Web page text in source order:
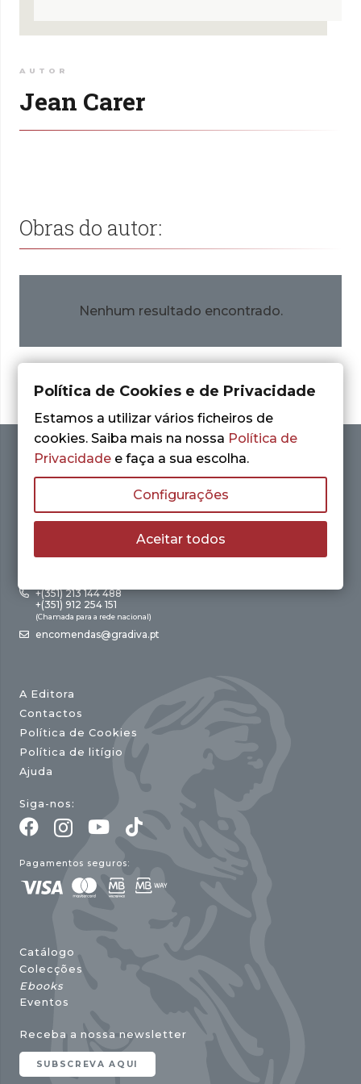
AUTOR
Jean Carer
Obras do autor:
Nenhum resultado encontrado.
+(351) 213 144 488
+(351) 912 254 151
(Chamada para a rede nacional)
encomendas@gradiva.pt
A Editora
Contactos
Política de Cookies
Política de litígio
Ajuda
Siga-nos:
Pagamentos seguros:
Catálogo
Colecções
Ebooks
Eventos
Receba a nossa newsletter
SUBSCREVA AQUI
Política de Cookies e de Privacidade
Estamos a utilizar vários ficheiros de
cookies. Saiba mais na nossa Política de
Privacidade e faça a sua escolha.
Configurações
Aceitar todos